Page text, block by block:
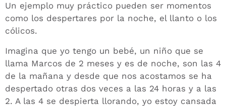
Un ejemplo muy práctico pueden ser momentos
como los despertares por la noche, el llanto o los
cólicos.
Imagina que yo tengo un bebé, un niño que se
llama Marcos de 2 meses y es de noche, son las 4
de la mañana y desde que nos acostamos se ha
despertado otras dos veces a las 24 horas y a las
2. A las 4 se despierta llorando, yo estoy cansada